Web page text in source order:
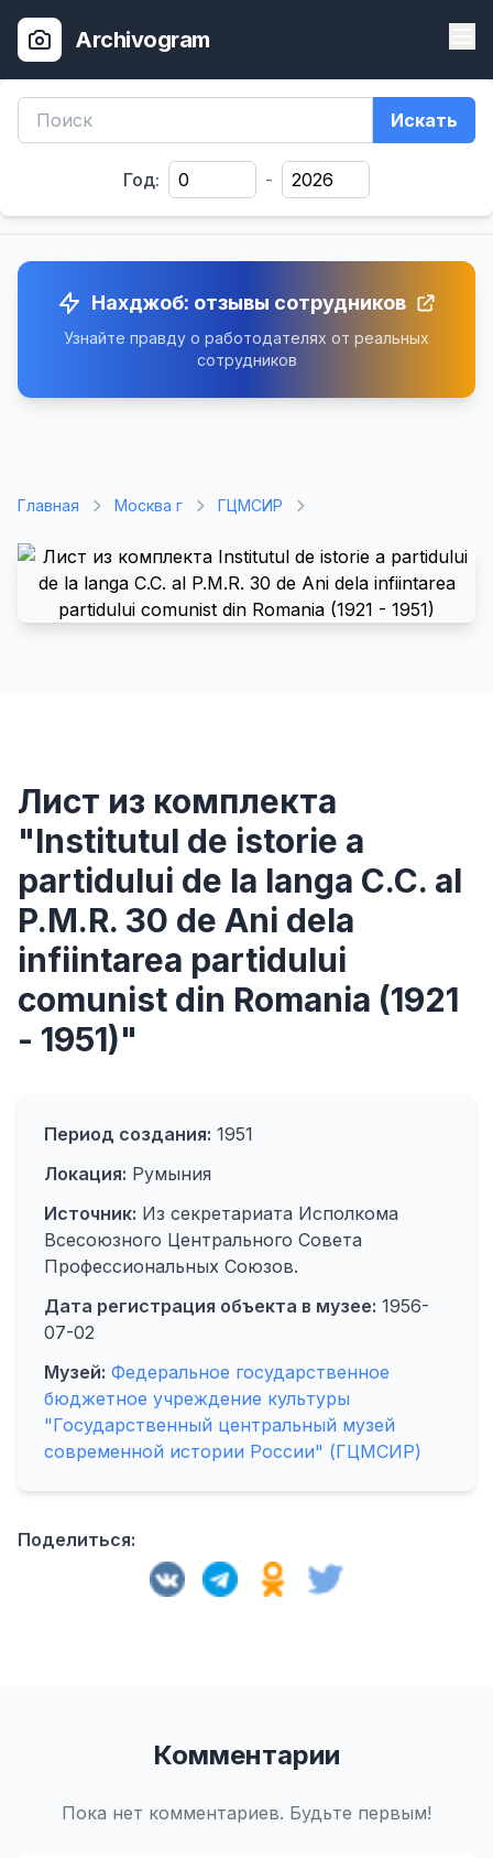
Archivogram
Искать
Год: -
Нахджоб: отзывы сотрудников
Узнайте правду о работодателях от реальных
сотрудников
Главная Москва г ГЦМСИР
Лист из комплекта
"Institutul de istorie a
partidului de la langa C.C. al
P.M.R. 30 de Ani dela
infiintarea partidului
comunist din Romania (1921
- 1951)"
Период создания: 1951
Локация: Румыния
Источник: Из секретариата Исполкома
Всесоюзного Центрального Совета
Профессиональных Союзов.
Дата регистрация объекта в музее: 1956-
07-02
Музей: Федеральное государственное
бюджетное учреждение культуры
"Государственный центральный музей
современной истории России" (ГЦМСИР)
Поделиться:
Комментарии
Пока нет комментариев. Будьте первым!